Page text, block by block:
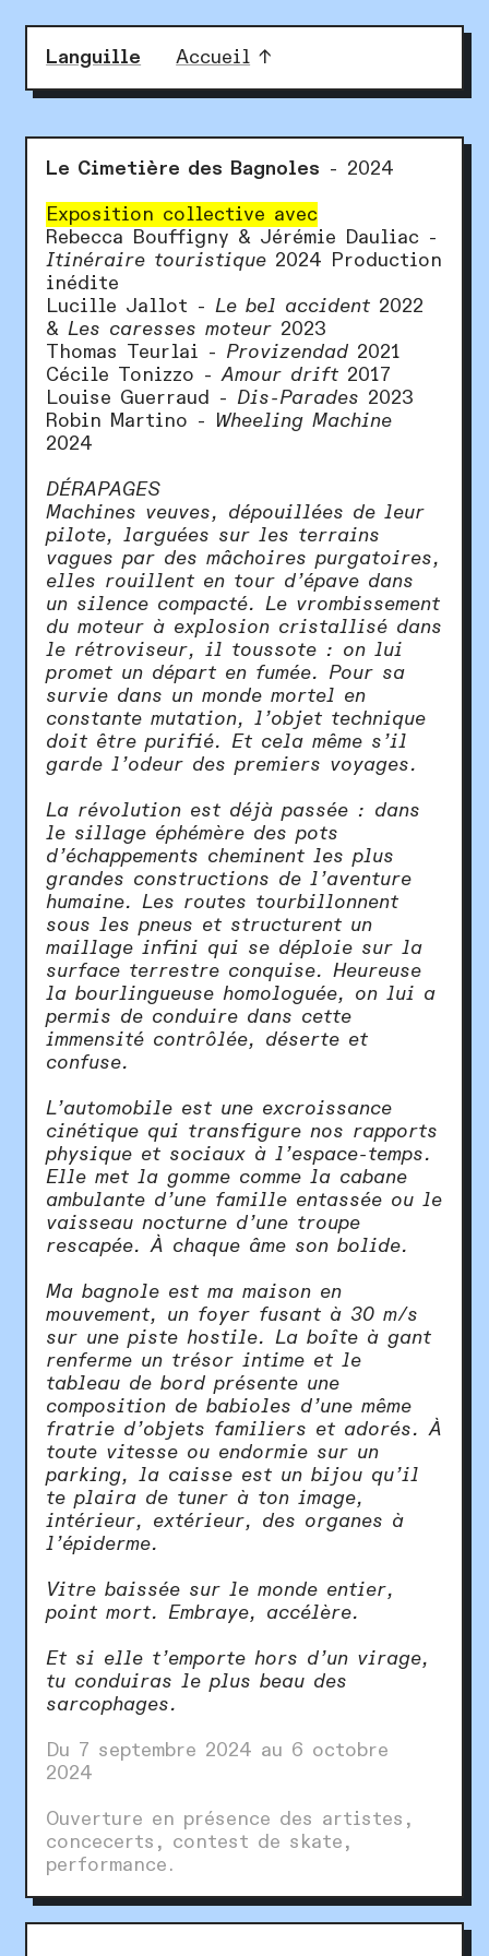
Languille Accueil ↑
Le Cimetière des Bagnoles - 2024
Exposition collective avec
Rebecca Bouffigny & Jérémie Dauliac -
Itinéraire touristique 2024 Production
inédite
Lucille Jallot -Le bel accident 2022
&Les caresses moteur 2023
Thomas Teurlai - Provizendad 2021
Cécile Tonizzo -Amour drift 2017
Louise Guerraud - Dis-Parades 2023
Robin Martino - Wheeling Machine
2024
DÉRAPAGES
Machines veuves, dépouillées de leur
pilote, larguées sur les terrains
vagues par des mâchoires purgatoires,
elles rouillent en tour d’épave dans
un silence compacté. Le vrombissement
du moteur à explosion cristallisé dans
le rétroviseur, il toussote : on lui
promet un départ en fumée. Pour sa
survie dans un monde mortel en
constante mutation, l’objet technique
doit être purifié. Et cela même s’il
garde l’odeur des premiers voyages.
La révolution est déjà passée : dans
le sillage éphémère des pots
d’échappements cheminent les plus
grandes constructions de l’aventure
humaine. Les routes tourbillonnent
sous les pneus et structurent un
maillage infini qui se déploie sur la
surface terrestre conquise. Heureuse
la bourlingueuse homologuée, on lui a
permis de conduire dans cette
immensité contrôlée, déserte et
confuse.
L’automobile est une excroissance
cinétique qui transfigure nos rapports
physique et sociaux à l’espace-temps.
Elle met la gomme comme la cabane
ambulante d’une famille entassée ou le
vaisseau nocturne d’une troupe
rescapée. À chaque âme son bolide.
Ma bagnole est ma maison en
mouvement, un foyer fusant à 30 m/s
sur une piste hostile. La boîte à gant
renferme un trésor intime et le
tableau de bord présente une
composition de babioles d’une même
fratrie d’objets familiers et adorés. À
toute vitesse ou endormie sur un
parking, la caisse est un bijou qu’il
te plaira de tuner à ton image,
intérieur, extérieur, des organes à
l’épiderme.
Vitre baissée sur le monde entier,
point mort. Embraye, accélère.
Et si elle t’emporte hors d’un virage,
tu conduiras le plus beau des
sarcophages.
Du 7 septembre 2024 au 6 octobre
2024
Ouverture en présence des artistes,
concecerts, contest de skate,
performance.